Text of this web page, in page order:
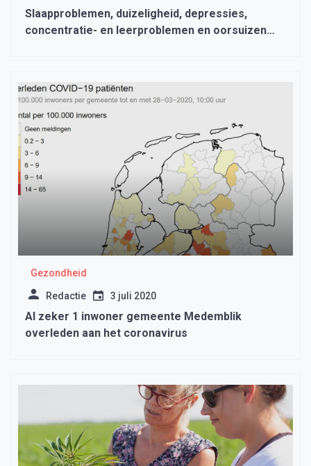
Slaapproblemen, duizeligheid, depressies,
concentratie- en leerproblemen en oorsuizen
Gezondheid
Redactie 3 juli 2020
Al zeker 1 inwoner gemeente Medemblik
overleden aan het coronavirus